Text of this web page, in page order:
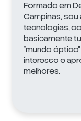
Formado em
Campinas,
tecnologias,
basicamente
“mundo
interesso e
melhores.